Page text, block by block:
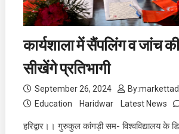
कार्यशाला में सैंपलिंग व जांच की
सीखेंगे प्रतिभागी
September 26, 2024 By:
Education
Haridwar Latest News
हरिद्वार।। गुरुकुल कांगड़ी सम- विश्वविद्यालय के